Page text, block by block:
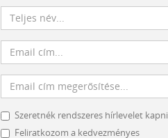
Szeretnék rendszeres hírlevelet kapni.
Feliratkozom a kedvezményes